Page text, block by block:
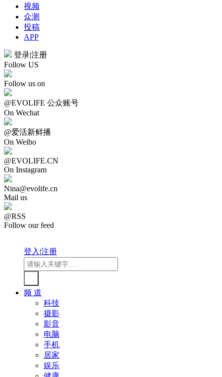
视频
众测
投稿
APP
登录|注册
Follow US
Follow us on
@EVOLIFE 公众账号
On Wechat
@爱活新鲜播
On Weibo
@EVOLIFE.CN
On Instagram
Nina@evolife.cn
Mail us
@RSS
Follow our feed
登入|注册
频 道
科技
摄影
影音
电脑
手机
居家
娱乐